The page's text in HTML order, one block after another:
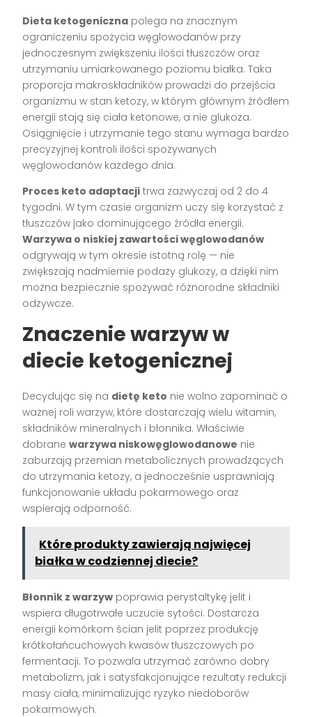
Dieta ketogeniczna polega na znacznym
ograniczeniu spożycia węglowodanów przy
jednoczesnym zwiększeniu ilości tłuszczów oraz
utrzymaniu umiarkowanego poziomu białka. Taka
proporcja makroskładników prowadzi do przejścia
organizmu w stan ketozy, w którym głównym źródłem
energii stają się ciała ketonowe, a nie glukoza.
Osiągnięcie i utrzymanie tego stanu wymaga bardzo
precyzyjnej kontroli ilości spożywanych
węglowodanów każdego dnia.
Proces keto adaptacji trwa zazwyczaj od 2 do 4
tygodni. W tym czasie organizm uczy się korzystać z
tłuszczów jako dominującego źródła energii.
Warzywa o niskiej zawartości węglowodanów
odgrywają w tym okresie istotną rolę — nie
zwiększają nadmiernie podaży glukozy, a dzięki nim
można bezpiecznie spożywać różnorodne składniki
odżywcze.
Znaczenie warzyw w
diecie ketogenicznej
Decydując się na dietę keto nie wolno zapominać o
ważnej roli warzyw, które dostarczają wielu witamin,
składników mineralnych i błonnika. Właściwie
dobranewarzywa niskowęglowodanowe nie
zaburzają przemian metabolicznych prowadzących
do utrzymania ketozy, a jednocześnie usprawniają
funkcjonowanie układu pokarmowego oraz
wspierają odporność.
Które produkty zawierają najwięcej
białka w codziennej diecie?
Błonnik z warzyw poprawia perystaltykę jelit i
wspiera długotrwałe uczucie sytości. Dostarcza
energii komórkom ścian jelit poprzez produkcję
krótkołańcuchowych kwasów tłuszczowych po
fermentacji. To pozwala utrzymać zarówno dobry
metabolizm, jak i satysfakcjonujące rezultaty redukcji
masy ciała, minimalizując ryzyko niedoborów
pokarmowych.